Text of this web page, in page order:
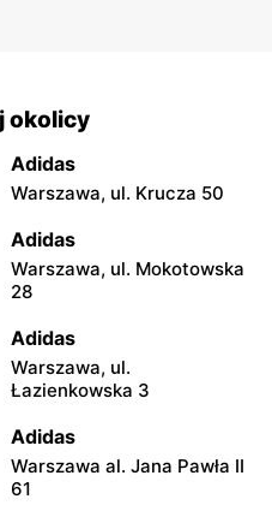
okolicy
Adidas
Warszawa, ul. Krucza 50
Adidas
Warszawa, ul. Mokotowska
28
Adidas
Warszawa, ul.
Łazienkowska 3
Adidas
Warszawa al. Jana Pawła II
61